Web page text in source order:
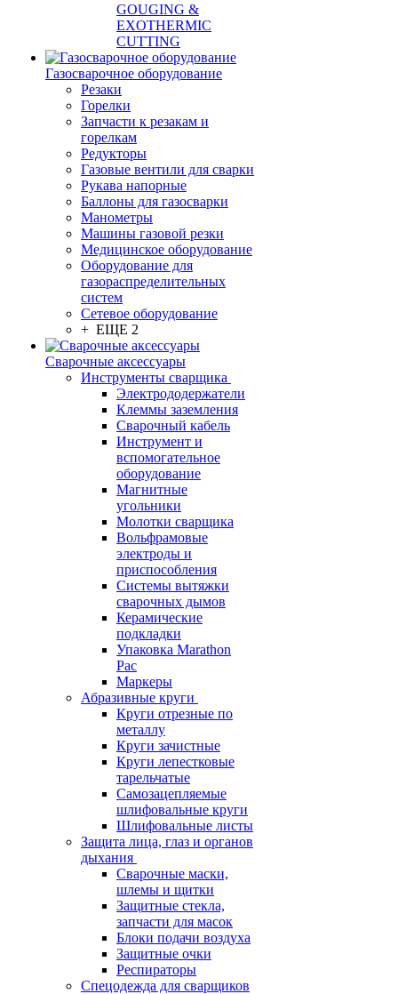
GOUGING &
EXOTHERMIC
CUTTING
Газосварочное оборудование
Резаки
Горелки
Запчасти к резакам и
горелкам
Редукторы
Газовые вентили для сварки
Рукава напорные
Баллоны для газосварки
Манометры
Машины газовой резки
Медицинское оборудование
Оборудование для
газораспределительных
систем
Сетевое оборудование
+ ЕЩЕ 2
Сварочные аксессуары
Инструменты сварщика
Электрододержатели
Клеммы заземления
Сварочный кабель
Инструмент и
вспомогательное
оборудование
Магнитные
угольники
Молотки сварщика
Вольфрамовые
электроды и
приспособления
Системы вытяжки
сварочных дымов
Керамические
подкладки
Упаковка Marathon
Pac
Маркеры
Абразивные круги
Круги отрезные по
металлу
Круги зачистные
Круги лепестковые
тарельчатые
Самозацепляемые
шлифовальные круги
Шлифовальные листы
Защита лица, глаз и органов
дыхания
Сварочные маски,
шлемы и щитки
Защитные стекла,
запчасти для масок
Блоки подачи воздуха
Защитные очки
Респираторы
Спецодежда для сварщиков